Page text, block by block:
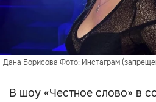
Дана Борисова Фото: Инстаграм
В шоу «Честное слово» в